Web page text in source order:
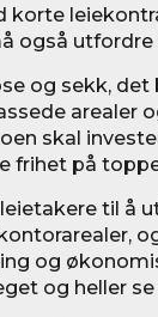
korte
også
og sekk,
arealer
skal
frihet på
til å
og
og heller